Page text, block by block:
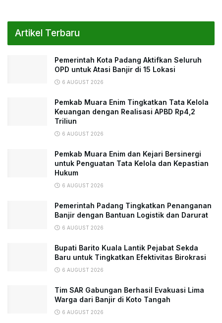
Artikel Terbaru
Pemerintah Kota Padang Aktifkan Seluruh
OPD untuk Atasi Banjir di 15 Lokasi
6 AUGUST 2026
Pemkab Muara Enim Tingkatkan Tata Kelola
Keuangan dengan Realisasi APBD Rp4,2
Triliun
6 AUGUST 2026
Pemkab Muara Enim dan Kejari Bersinergi
untuk Penguatan Tata Kelola dan Kepastian
Hukum
6 AUGUST 2026
Pemerintah Padang Tingkatkan Penanganan
Banjir dengan Bantuan Logistik dan Darurat
6 AUGUST 2026
Bupati Barito Kuala Lantik Pejabat Sekda
Baru untuk Tingkatkan Efektivitas Birokrasi
6 AUGUST 2026
Tim SAR Gabungan Berhasil Evakuasi Lima
Warga dari Banjir di Koto Tangah
6 AUGUST 2026